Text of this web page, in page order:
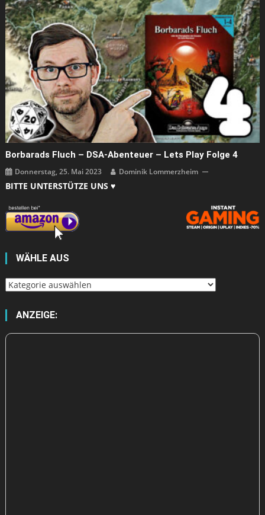
Borbarads Fluch – DSA-Abenteuer – Lets Play Folge 4
Donnerstag, 25. Mai 2023 Dominik Lommerzheim
BITTE UNTERSTÜTZE UNS ♥
WÄHLE AUS
Wähle
ANZEIGE: